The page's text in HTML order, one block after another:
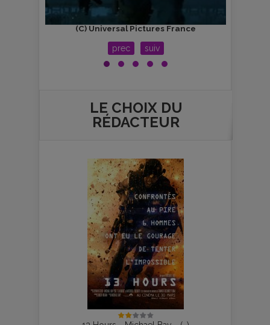
(C) Universal Pictures France
prec suiv
LE CHOIX DU
RÉDACTEUR